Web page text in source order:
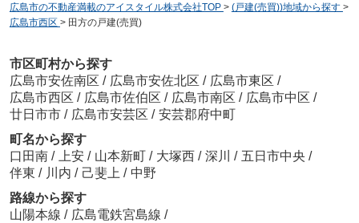
広島市の不動産満載のアイスタイル株式会社TOP > (戸建(売買))地域から探す >
広島市西区 > 田方の戸建(売買)
市区町村から探す
広島市安佐南区 / 広島市安佐北区 / 広島市東区 /
広島市西区 / 広島市佐伯区 / 広島市南区 / 広島市中区 /
廿日市市 / 広島市安芸区 / 安芸郡府中町
町名から探す
口田南 / 上安 / 山本新町 / 大塚西 / 深川 / 五日市中央 /
伴東 / 川内 / 己斐上 / 中野
路線から探す
山陽本線 / 広島電鉄宮島線 /